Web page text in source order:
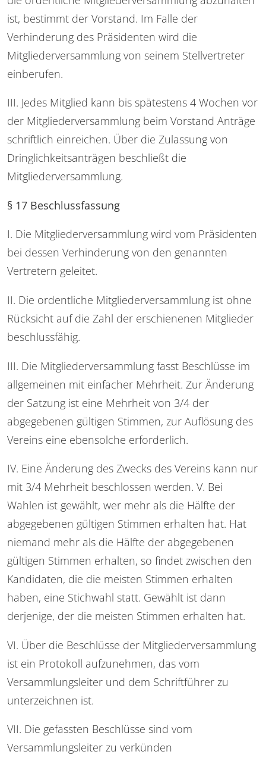
ist, bestimmt der Vorstand. Im Falle der
Verhinderung des Präsidenten wird die
Mitgliederversammlung von seinem Stellvertreter
einberufen.
III. Jedes Mitglied kann bis spätestens 4 Wochen vor
der Mitgliederversammlung beim Vorstand Anträge
schriftlich einreichen. Über die Zulassung von
Dringlichkeitsanträgen beschließt die
Mitgliederversammlung.
§ 17 Beschlussfassung
I. Die Mitgliederversammlung wird vom Präsidenten
bei dessen Verhinderung von den genannten
Vertretern geleitet.
II. Die ordentliche Mitgliederversammlung ist ohne
Rücksicht auf die Zahl der erschienenen Mitglieder
beschlussfähig.
III. Die Mitgliederversammlung fasst Beschlüsse im
allgemeinen mit einfacher Mehrheit. Zur Änderung
der Satzung ist eine Mehrheit von 3/4 der
abgegebenen gültigen Stimmen, zur Auflösung des
Vereins eine ebensolche erforderlich.
IV. Eine Änderung des Zwecks des Vereins kann nur
mit 3/4 Mehrheit beschlossen werden. V. Bei
Wahlen ist gewählt, wer mehr als die Hälfte der
abgegebenen gültigen Stimmen erhalten hat. Hat
niemand mehr als die Hälfte der abgegebenen
gültigen Stimmen erhalten, so findet zwischen den
Kandidaten, die die meisten Stimmen erhalten
haben, eine Stichwahl statt. Gewählt ist dann
derjenige, der die meisten Stimmen erhalten hat.
VI. Über die Beschlüsse der Mitgliederversammlung
ist ein Protokoll aufzunehmen, das vom
Versammlungsleiter und dem Schriftführer zu
unterzeichnen ist.
VII. Die gefassten Beschlüsse sind vom
Versammlungsleiter zu verkünden